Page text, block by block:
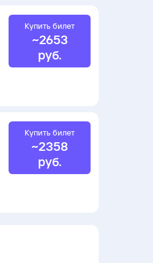
Купить билет
~2653
руб.
Купить билет
~2358
руб.